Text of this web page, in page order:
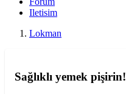
Iletisim
Lokman
Sağlıklı yemek pişirin!